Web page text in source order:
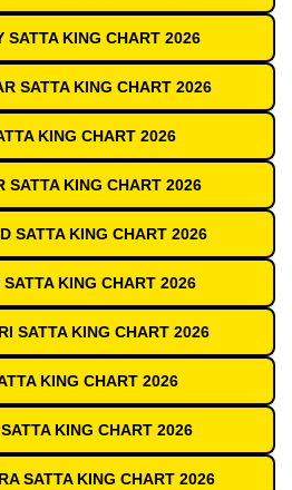
SATTA KING CHART 2026
SATTA KING CHART 2026
KING CHART 2026
SATTA KING CHART 2026
SATTA KING CHART 2026
KING CHART 2026
SATTA KING CHART 2026
KING CHART 2026
KING CHART 2026
SATTA KING CHART 2026